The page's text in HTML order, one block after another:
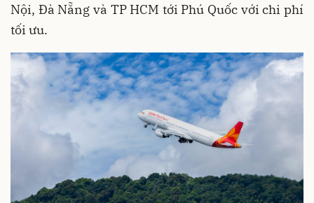
Nội, Đà Nẵng và TP HCM tới Phú Quốc với chi phí
tối ưu.